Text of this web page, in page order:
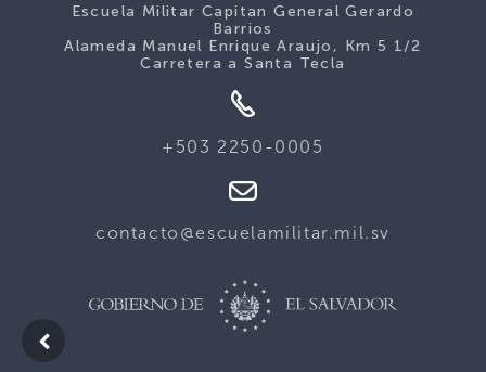
Escuela Militar Capitan General Gerardo
Barrios
Alameda Manuel Enrique Araujo, Km 5 1/2
Carretera a Santa Tecla
+503 2250-0005
contacto@escuelamilitar.mil.sv